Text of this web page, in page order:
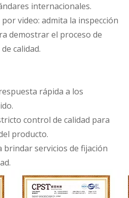
internacionales.
video: admita la inspección
demostrar el proceso de
calidad.
rápida a los
control de calidad para
producto.
brindar servicios de fijación